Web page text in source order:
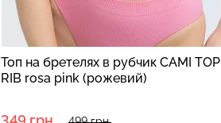
Топ на бретелях в рубчик CAMI TOP
RIB rosa pink (рожевий)